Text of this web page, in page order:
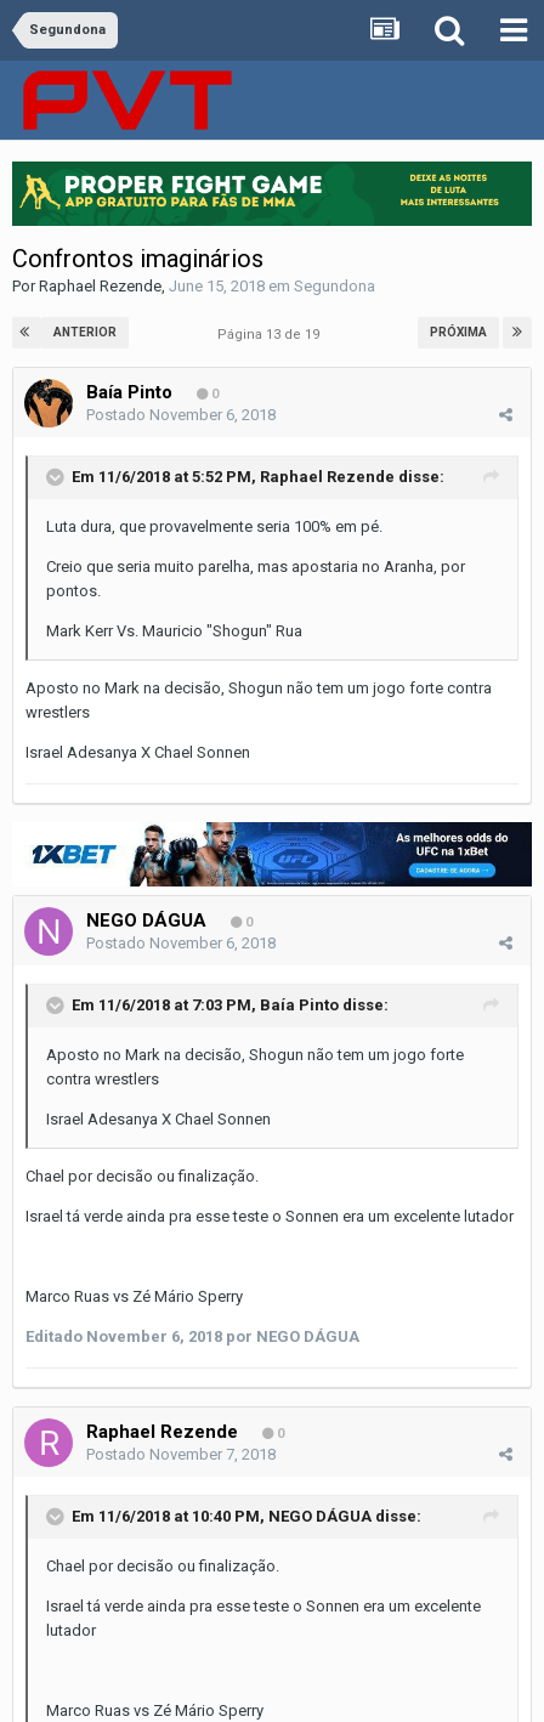
Segundona
Confrontos imaginários
PorRaphael Rezende June 15, 2018 em Segundona
ANTERIOR PRÓXIMA
Página 13 de 19
Baía Pinto 0
Postado November 6, 2018
Em 11/6/2018 at 5:52 PM, Raphael Rezende disse:
Luta dura, que provavelmente seria 100% em pé.
Creio que seria muito parelha, mas apostaria no Aranha, por
pontos.
Mark Kerr Vs. Mauricio "Shogun" Rua
Aposto no Mark na decisão, Shogun não tem um jogo forte contra
wrestlers
Israel Adesanya X Chael Sonnen
NEGO DÁGUA 0
Postado November 6, 2018
Em 11/6/2018 at 7:03 PM, Baía Pinto disse:
Aposto no Mark na decisão, Shogun não tem um jogo forte
contra wrestlers
Israel Adesanya X Chael Sonnen
Chael por decisão ou finalização.
Israel tá verde ainda pra esse teste o Sonnen era um excelente lutador
Marco Ruas vs Zé Mário Sperry
Editado November 6, 2018 por NEGO DÁGUA
Raphael Rezende 0
Postado November 7, 2018
Em 11/6/2018 at 10:40 PM, NEGO DÁGUA disse:
Chael por decisão ou finalização.
Israel tá verde ainda pra esse teste o Sonnen era um excelente
lutador
Marco Ruas vs Zé Mário Sperry